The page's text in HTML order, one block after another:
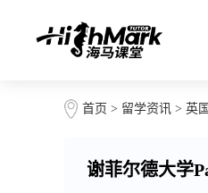
首页 > 留学资讯 > 英
谢菲尔德大学